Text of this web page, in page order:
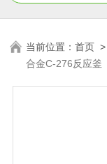
当前位置：首页 >
合金C-276反应釜